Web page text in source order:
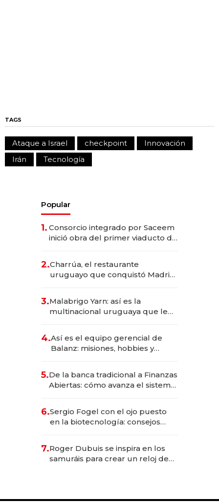
TAGS
Ataque a Israel checkpoint
Innovación
Irán
Tecnología
Popular
1. Consorcio integrado por Saceem
inició obra del primer viaducto de
millones
2.Charrúa, el restaurante
uruguayo que conquistó Madrid:
anticipación y prepara apertura
3.Malabrigo Yarn: así es la
multinacional uruguaya que le
4.Así es el equipo gerencial de
Balanz: misiones, hobbies y
5.De la banca tradicional a Finanzas
Abiertas: cómo avanza el sistema
6.Sergio Fogel con el ojo puesto
en la biotecnología: consejos
rol de la IA
7.Roger Dubuis se inspira en los
samuráis para crear un reloj de